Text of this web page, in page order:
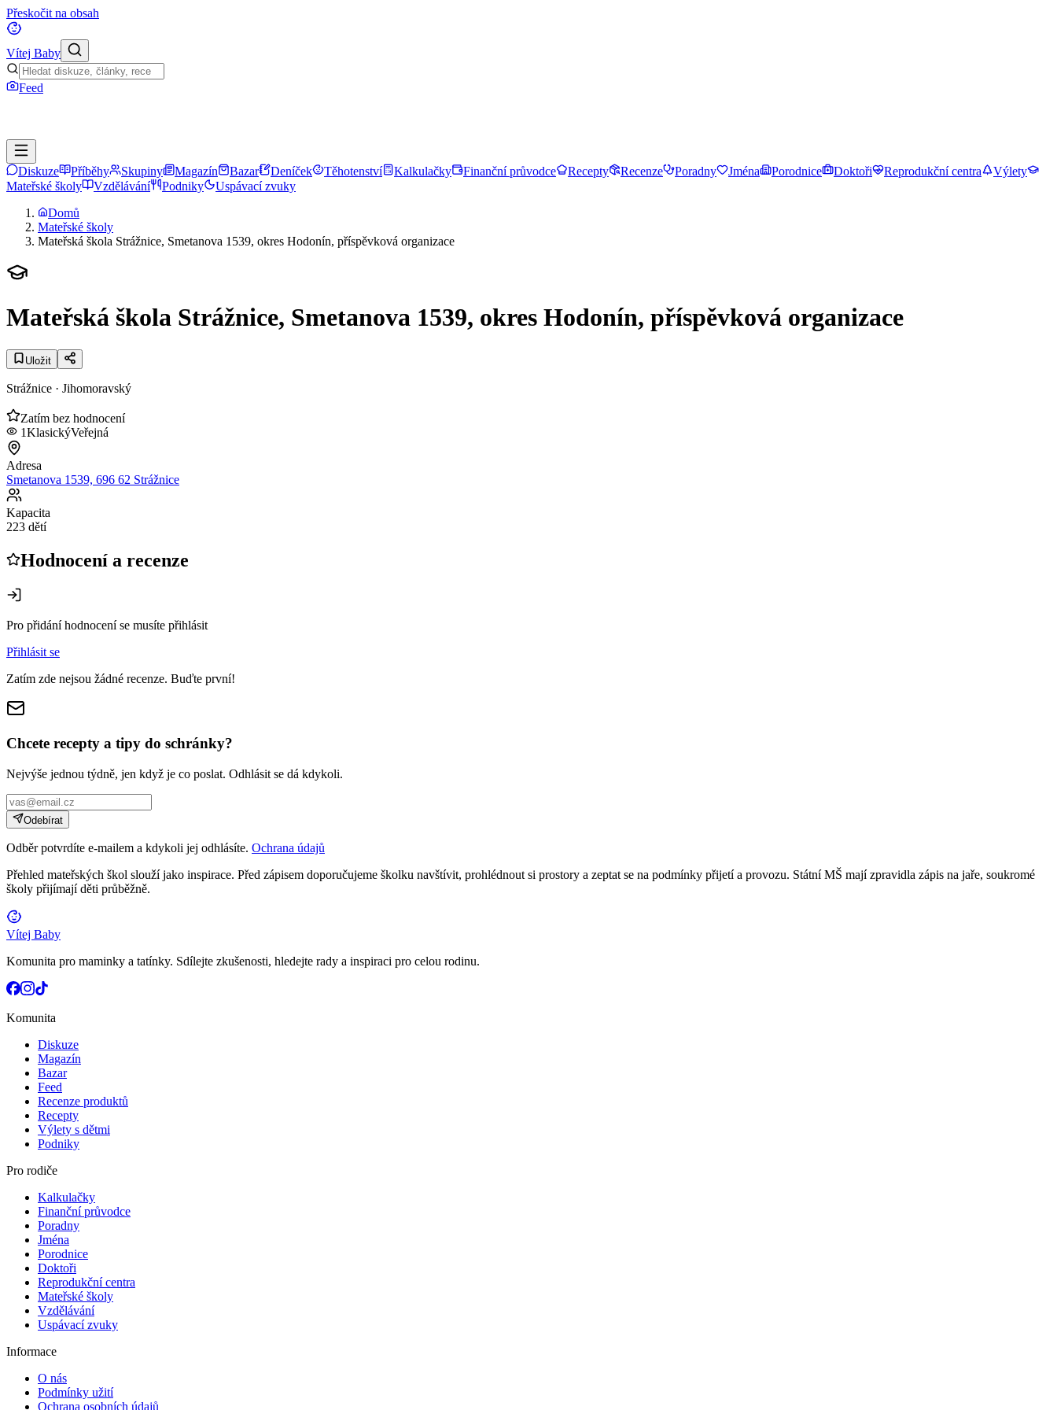
Přeskočit na obsah
Vítej Baby
Feed
Diskuze Příběhy Skupiny Magazín Bazar Deníček Těhotenství Kalkulačky Finanční průvodce Recepty Recenze Poradny Jména Porodnice Doktoři Reprodukční centra
Výlety
Mateřské školy
Vzdělávání Podniky
Uspávací zvuky
Domů
Mateřské školy
Mateřská škola Strážnice, Smetanova 1539, okres Hodonín, příspěvková organizace
Mateřská škola Strážnice, Smetanova 1539, okres Hodonín, příspěvková organizace
Uložit
Strážnice · Jihomoravský
Zatím bez hodnocení
1KlasickýVeřejná
Adresa
Smetanova 1539, 696 62 Strážnice
Kapacita
223 dětí
Hodnocení a recenze
Pro přidání hodnocení se musíte přihlásit
Přihlásit se
Zatím zde nejsou žádné recenze. Buďte první!
Chcete recepty a tipy do schránky?
Nejvýše jednou týdně, jen když je co poslat. Odhlásit se dá kdykoli.
Odebírat
Odběr potvrdíte e-mailem a kdykoli jej odhlásíte. Ochrana údajů
Přehled mateřských škol slouží jako inspirace. Před zápisem doporučujeme školku navštívit, prohlédnout si prostory a zeptat se na podmínky přijetí a provozu. Státní MŠ mají zpravidla zápis na jaře, soukromé
školy přijímají děti průběžně.
Vítej Baby
Komunita pro maminky a tatínky. Sdílejte zkušenosti, hledejte rady a inspiraci pro celou rodinu.
Komunita
Diskuze
Magazín
Bazar
Feed
Recenze produktů
Recepty
Výlety s dětmi
Podniky
Pro rodiče
Kalkulačky
Finanční průvodce
Poradny
Jména
Porodnice
Doktoři
Reprodukční centra
Mateřské školy
Vzdělávání
Uspávací zvuky
Informace
O nás
Podmínky užití
Ochrana osobních údajů